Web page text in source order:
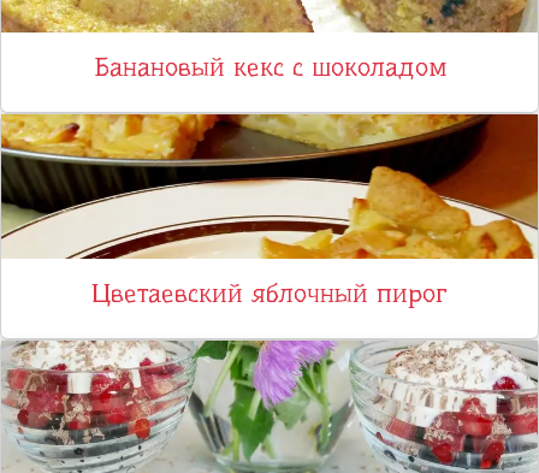
Банановый кекс с шоколадом
Цветаевский яблочный пирог